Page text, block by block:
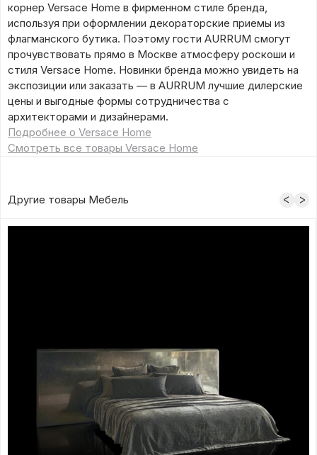
корнер Versace Home в фирменном стиле бренда,
используя при оформлении декораторские приемы из
флагманского бутика. Поэтому гости AURRUM смогут
прочувствовать прямо в Москве атмосферу роскоши и
стиля Versace Home. Новинки бренда можно увидеть на
экспозиции или заказать — в AURRUM лучшие дилерские
цены и выгодные формы сотрудничества с
архитекторами и дизайнерами.
Подробнее о Versace Home
Смотреть все товары Versace Home
Другие товары Мебель